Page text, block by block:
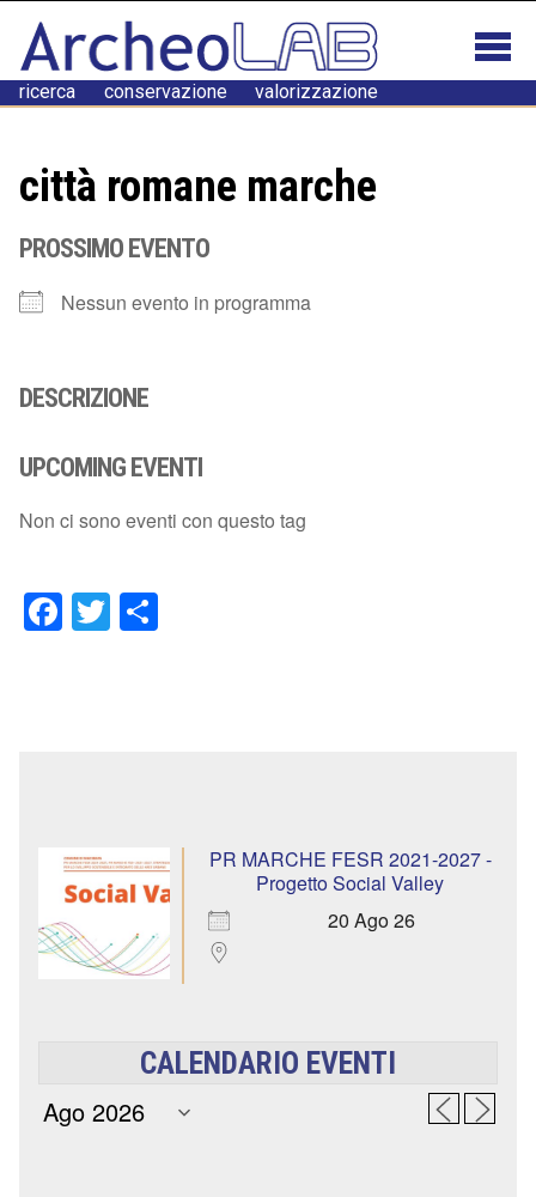
ricerca conservazione valorizzazione
città romane marche
PROSSIMO EVENTO
Nessun evento in programma
DESCRIZIONE
UPCOMING EVENTI
Non ci sono eventi con questo tag
Facebook
Twitter
PR MARCHE FESR 2021-2027 -
Progetto Social Valley
20 Ago 26
CALENDARIO EVENTI